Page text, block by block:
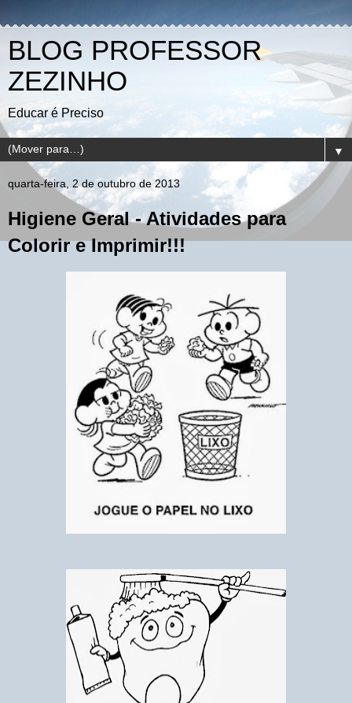
BLOG PROFESSOR
ZEZINHO
Educar é Preciso
▼
quarta-feira, 2 de outubro de 2013
Higiene Geral - Atividades para
Colorir e Imprimir!!!